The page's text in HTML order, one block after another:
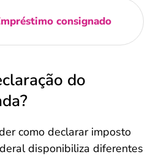
consignado
do
como declarar imposto
disponibiliza diferentes